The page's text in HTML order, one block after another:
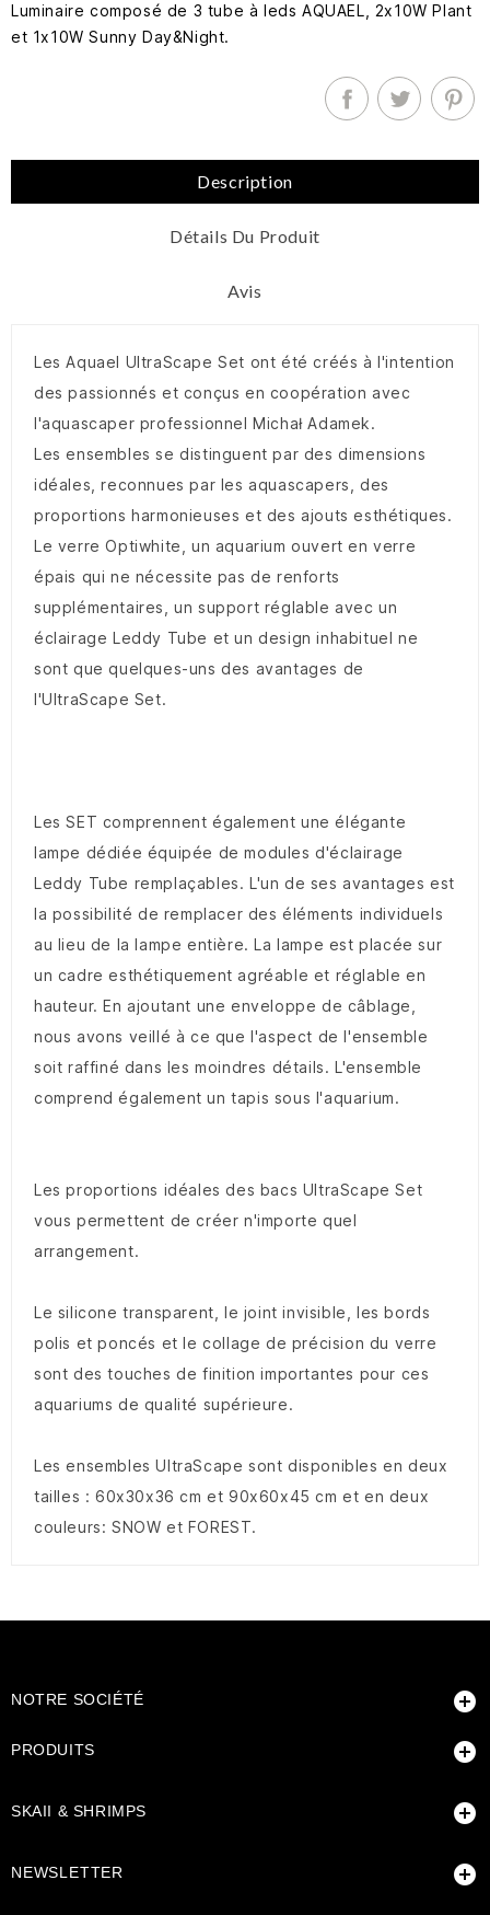
Luminaire composé de 3 tube à leds AQUAEL, 2x10W Plant
et 1x10W Sunny Day&Night.
Description
Détails Du Produit
Avis
Les Aquael UltraScape Set ont été créés à l'intention
des passionnés et conçus en coopération avec
l'aquascaper professionnel Michał Adamek.
Les ensembles se distinguent par des dimensions
idéales, reconnues par les aquascapers, des
proportions harmonieuses et des ajouts esthétiques.
Le verre Optiwhite, un aquarium ouvert en verre
épais qui ne nécessite pas de renforts
supplémentaires, un support réglable avec un
éclairage Leddy Tube et un design inhabituel ne
sont que quelques-uns des avantages de
l'UltraScape Set.
Les SET comprennent également une élégante
lampe dédiée équipée de modules d'éclairage
Leddy Tube remplaçables. L'un de ses avantages est
la possibilité de remplacer des éléments individuels
au lieu de la lampe entière. La lampe est placée sur
un cadre esthétiquement agréable et réglable en
hauteur. En ajoutant une enveloppe de câblage,
nous avons veillé à ce que l'aspect de l'ensemble
soit raffiné dans les moindres détails. L'ensemble
comprend également un tapis sous l'aquarium.
Les proportions idéales des bacs UltraScape Set
vous permettent de créer n'importe quel
arrangement.
Le silicone transparent, le joint invisible, les bords
polis et poncés et le collage de précision du verre
sont des touches de finition importantes pour ces
aquariums de qualité supérieure.
Les ensembles UltraScape sont disponibles en deux
tailles : 60x30x36 cm et 90x60x45 cm et en deux
couleurs: SNOW et FOREST.
NOTRE SOCIÉTÉ 
PRODUITS 
SKAII & SHRIMPS 
NEWSLETTER 